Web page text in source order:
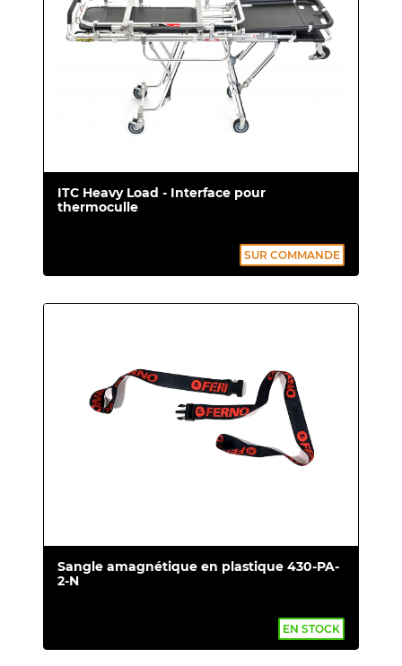
ITC Heavy Load - Interface pour
thermoculle
SUR COMMANDE
Sangle amagnétique en plastique 430-PA-
2-N
EN STOCK